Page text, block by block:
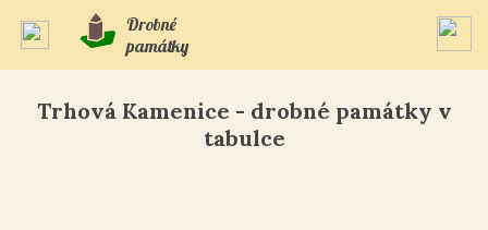
Drobné
památky
Trhová Kamenice - drobné památky v
tabulce